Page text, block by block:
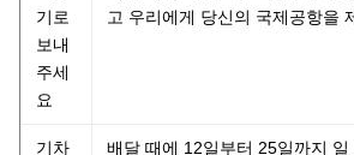
기로
보내
주세
요
고 우리에게 당신의 국제공항을
기차
배달 때에 12일부터 25일까지 일